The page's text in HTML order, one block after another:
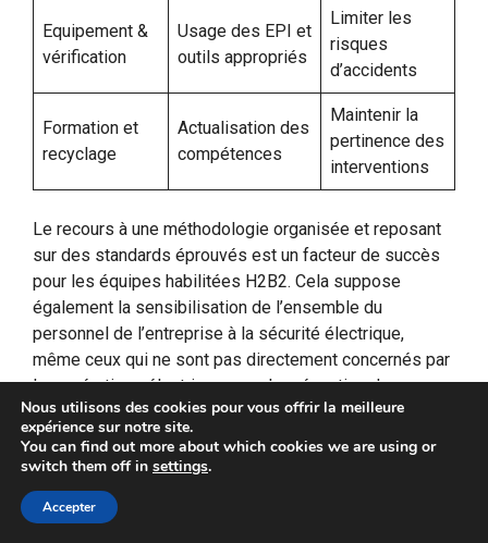
Equipement &
vérification
Usage des EPI et
outils appropriés
Limiter les
risques
d’accidents
Formation et
recyclage
Actualisation des
compétences
Maintenir la
pertinence des
interventions
Le recours à une méthodologie organisée et reposant
sur des standards éprouvés est un facteur de succès
pour les équipes habilitées H2B2. Cela suppose
également la sensibilisation de l’ensemble du
personnel de l’entreprise à la sécurité électrique,
même ceux qui ne sont pas directement concernés par
les opérations électriques, car la prévention des
risques est une responsabilité collective.
En matière deservices aux entreprises
d’équipes qualifiées, certifiées et respectueuses des
normes de sécurité est un avantage stratégique. Cela
Nous utilisons des cookies pour vous offrir la meilleure
expérience sur notre site.
You can find out more about which cookies we are using or
switch them off in settings.
Accepter